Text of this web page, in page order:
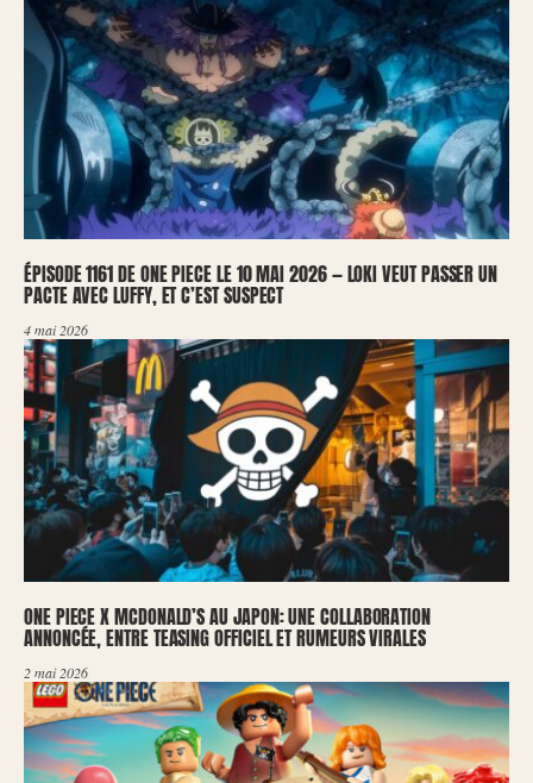
ÉPISODE 1161 DE ONE PIECE LE 10 MAI 2026 — LOKI VEUT PASSER UN
PACTE AVEC LUFFY, ET C’EST SUSPECT
4 mai 2026
ONE PIECE X MCDONALD’S AU JAPON: UNE COLLABORATION
ANNONCÉE, ENTRE TEASING OFFICIEL ET RUMEURS VIRALES
2 mai 2026